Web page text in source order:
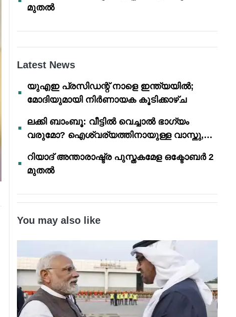
മുതൽ
Latest News
യുഎഇ പ്രസിഡന്റ് നാളെ ഇന്ത്യയിൽ;
മോദിയുമായി നിർണായക കൂടിക്കാഴ്ച
ലക്കി ബാംബൂ: വീട്ടിൽ വെച്ചാൽ ഭാഗ്യം
വരുമോ? ഐശ്വര്യത്തിനായുള്ള വാസ്തു,
റിയാദ് അന്താരാഷ്ട്ര പുസ്തകമേള ഒക്ടോബർ 2
മുതൽ
You may also like